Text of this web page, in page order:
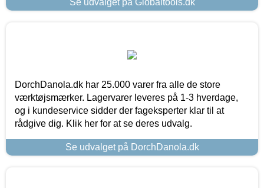
DorchDanola.dk har 25.000 varer fra alle de store
værktøjsmærker. Lagervarer leveres på 1-3 hverdage,
og i kundeservice sidder der fageksperter klar til at
rådgive dig. Klik her for at se deres udvalg.
Se udvalget på DorchDanola.dk